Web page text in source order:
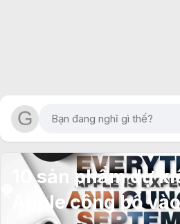
10 sản phẩm dự
Apple công bố